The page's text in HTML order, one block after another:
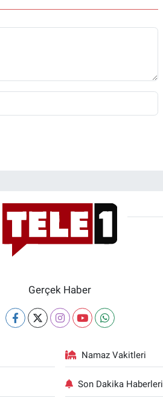
Gerçek Haber
Namaz Vakitleri
Son Dakika Haberleri